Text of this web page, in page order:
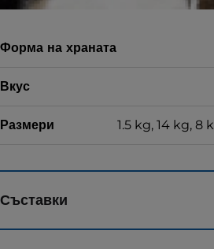
Форма на храната
Вкус
Размери 1.5 kg, 14 kg, 8
Съставки